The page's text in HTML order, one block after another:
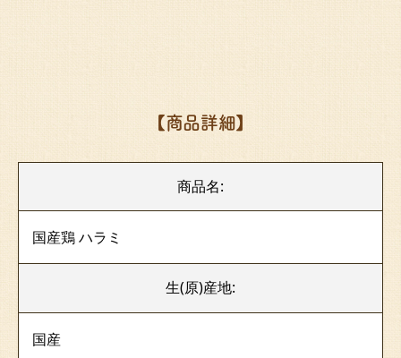
【商品詳細】
商品名:
国産鶏 ハラミ
生(原)産地:
国産